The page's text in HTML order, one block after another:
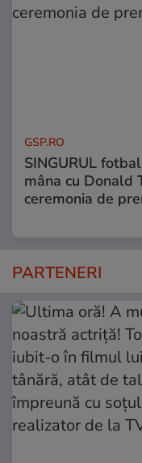
GSP.RO
SINGURUL
mâna cu Donald
ceremonia de
PARTENERI